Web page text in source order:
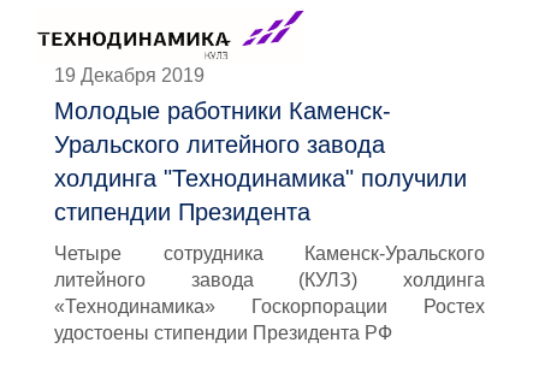
19 Декабря 2019
Молодые работники Каменск-
Уральского литейного завода
холдинга "Технодинамика" получили
стипендии Президента
Четыре сотрудника Каменск-Уральского
литейного завода (КУЛЗ) холдинга
«Технодинамика» Госкорпорации Ростех
удостоены стипендии Президента РФ